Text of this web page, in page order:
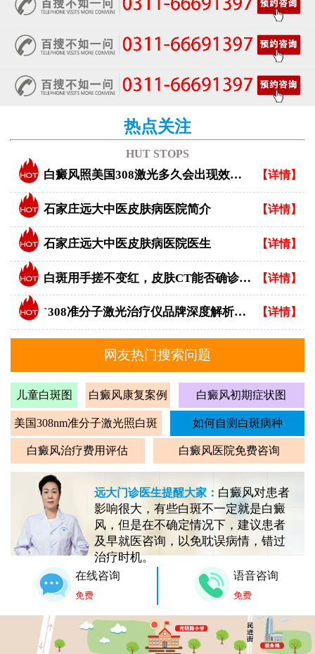
热点关注
HUT STOPS
白癜风照美国308激光多久会出现效果？ 【详情】
石家庄远大中医皮肤病医院简介 【详情】
石家庄远大中医皮肤病医院医生 【详情】
白斑用手搓不变红，皮肤CT能否确诊白癜风？ 【详情】
`308准分子激光治疗仪品牌深度解析：专业视角下的优选指南` 【详情】
网友热门搜索问题
儿童白斑图 白癜风康复案例 白癜风初期症状图
美国308nm准分子激光照白斑 如何自测白斑病种
白癜风治疗费用评估 白癜风医院免费咨询
远大门诊医生提醒大家： 白癜风对患者
影响很大，有些白斑不一定就是白癜
风，但是在不确定情况下，建议患者
及早就医咨询，以免耽误病情，错过
治疗时机。
在线咨询
免费
语音咨询
免费